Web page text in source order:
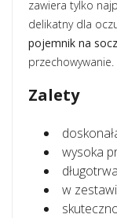
zawiera tylko
delikatny dla
pojemnik na
przechowywanie.
Zalety
wysoka
w